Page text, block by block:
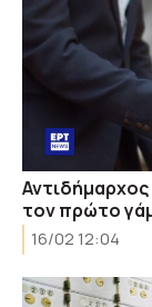
τον πρώτο
16/02 12:04